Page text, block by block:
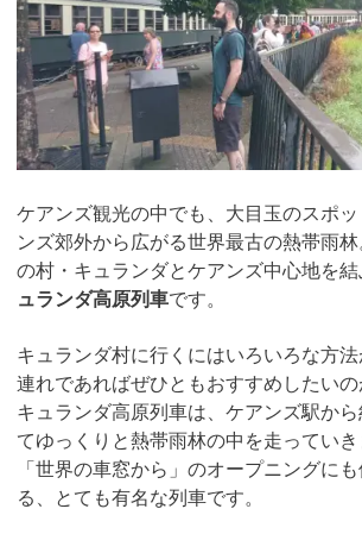
ケアンズ観光の中でも、大目玉のスポ
ンズ郊外から広がる世界最古の熱帯雨
の村・キュランダとケアンズ中心地を結
ュランダ高原列車です。
キュランダ村に行くにはいろいろな方
連れであればぜひともおすすめしたいの
キュランダ高原列車は、ケアンズ駅か
てゆっくりと熱帯雨林の中を走ってい
「世界の車窓から」のオープニングに
る、とても有名な列車です。